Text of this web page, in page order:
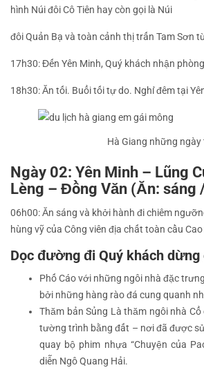
hình Núi đôi Cô Tiên hay còn gọi là Núi
đôi Quản Bạ và toàn cảnh thị trấn Tam Sơn
17h30: Đến Yên Minh, Quý khách nhận
18h30: Ăn tối. Buổi tối tự do. Nghỉ đêm tại
Hà Giang những
Ngày 02: Yên Minh – Lũng
Lèng – Đồng Văn (Ăn:
06h00: Ăn sáng và khởi hành đi chiêm
hùng vỹ của Công viên địa chất toàn cầu
Dọc đường đi Quý khách dừng
Phố Cáo với những ngôi nhà đặc
bởi những hàng rào đá cung quanh
Thăm bản Sủng Là thăm ngôi nhà
tường trình bằng đất – nơi đã được
quay bộ phim nhựa “Chuyện của
diễn Ngô Quang Hải.